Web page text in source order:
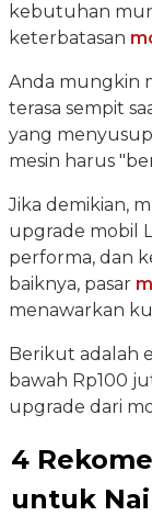
kebutuhan
keterbatasan
Anda mungkin
terasa sempit
yang
mesin harus
Jika demikian,
upgrade mobil
performa, dan
baiknya, pasar
menawarkan
Berikut adalah
bawah Rp100
upgrade dari
4
untuk